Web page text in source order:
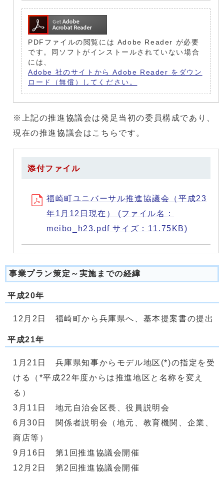
PDFファイルの閲覧には Adobe Reader が必要
です。同ソフトがインストールされていない場合
には、
Adobe 社のサイトから Adobe Reader をダウン
ロード（無償）してください。
※上記の推進協議会は発足当初の委員構成であり、
現在の推進協議会はこちらです。
添付ファイル
福崎町ユニバーサル推進協議会（平成23
年1月12日現在） (ファイル名：
meibo_h23.pdf サイズ：11.75KB)
事業プラン策定～実施までの経緯
平成20年
12月2日 福崎町から兵庫県へ、基本提案書の提出
平成21年
1月21日 兵庫県知事からモデル地区(*)の指定を受
ける（*平成22年度からは推進地区と名称を変え
る）
3月11日 地元自治会区長、役員説明会
6月30日 関係者説明会（地元、教育機関、企業、
商店等）
9月16日 第1回推進協議会開催
12月2日 第2回推進協議会開催